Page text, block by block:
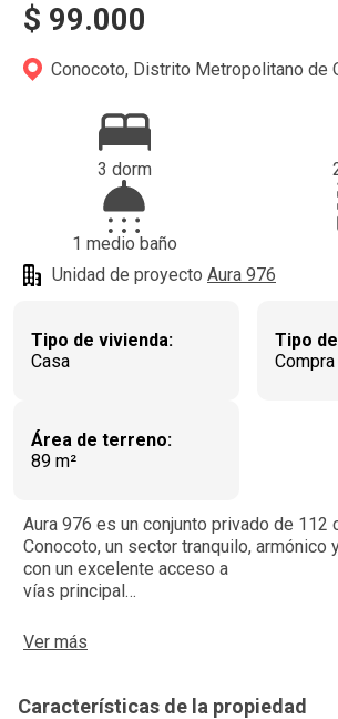
$ 99.000
Conocoto, Distrito Metropolitano de
3 dorm
1 medio baño
Unidad de proyecto Aura 976
Tipo de vivienda:
Casa
Tipo
Compra
Área de terreno:
89 m²
Aura 976 es un conjunto privado de 112
Conocoto, un sector tranquilo, armónico
con un excelente acceso a
vías principal…
Ver más
Características de la propiedad